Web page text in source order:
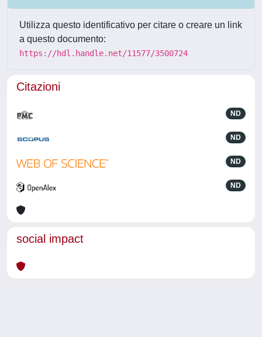
Utilizza questo identificativo per citare o creare un link
a questo documento:
https://hdl.handle.net/11577/3500724
Citazioni
ND
ND
ND
ND
social impact